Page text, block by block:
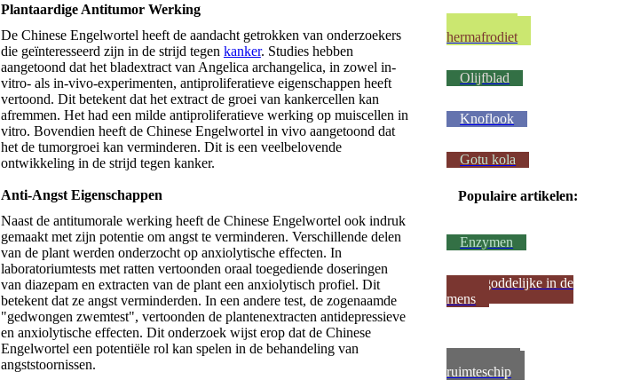
Plantaardige Antitumor Werking
De Chinese Engelwortel heeft de aandacht getrokken van onderzoekers
die geïnteresseerd zijn in de strijd tegen kanker. Studies hebben
aangetoond dat het bladextract van Angelica archangelica, in zowel in-
vitro- als in-vivo-experimenten, antiproliferatieve eigenschappen heeft
vertoond. Dit betekent dat het extract de groei van kankercellen kan
afremmen. Het had een milde antiproliferatieve werking op muiscellen in
vitro. Bovendien heeft de Chinese Engelwortel in vivo aangetoond dat
het de tumorgroei kan verminderen. Dit is een veelbelovende
ontwikkeling in de strijd tegen kanker.
Anti-Angst Eigenschappen
Naast de antitumorale werking heeft de Chinese Engelwortel ook indruk
gemaakt met zijn potentie om angst te verminderen. Verschillende delen
van de plant werden onderzocht op anxiolytische effecten. In
laboratoriumtests met ratten vertoonden oraal toegediende doseringen
van diazepam en extracten van de plant een anxiolytisch profiel. Dit
betekent dat ze angst verminderden. In een andere test, de zogenaamde
"gedwongen zwemtest", vertoonden de plantenextracten antidepressieve
en anxiolytische effecten. Dit onderzoek wijst erop dat de Chinese
Engelwortel een potentiële rol kan spelen in de behandeling van
angststoornissen.
Wij waren
hermafrodiet
Olijfblad
Knoflook
Gotu kola
Populaire artikelen:
Enzymen
Het goddelijke in de
mens
Metsel een
ruimteschip